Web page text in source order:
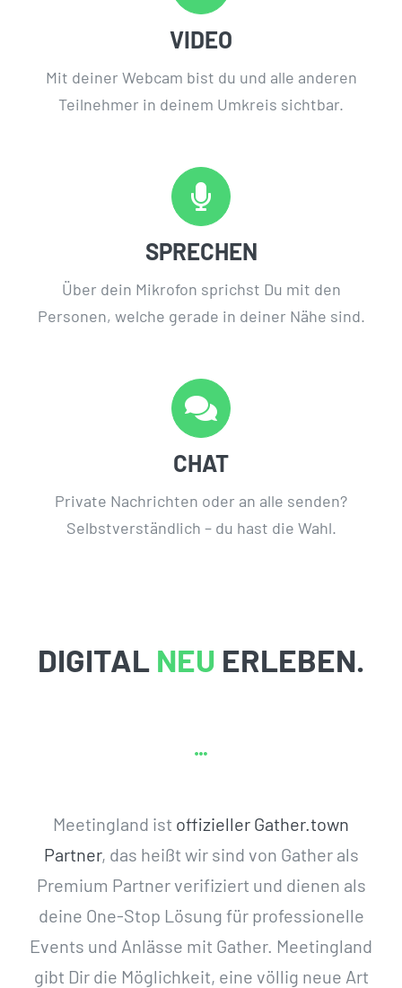
VIDEO
Mit deiner Webcam bist du und alle anderen
Teilnehmer in deinem Umkreis sichtbar.
SPRECHEN
Über dein Mikrofon sprichst Du mit den
Personen, welche gerade in deiner Nähe sind.
CHAT
Private Nachrichten oder an alle senden?
Selbstverständlich – du hast die Wahl.
DIGITAL NEU ERLEBEN.
Meetingland ist offizieller Gather.town
Partner, das heißt wir sind von Gather als
Premium Partner verifiziert und dienen als
deine One-Stop Lösung für professionelle
Events und Anlässe mit Gather. Meetingland
gibt Dir die Möglichkeit, eine völlig neue Art